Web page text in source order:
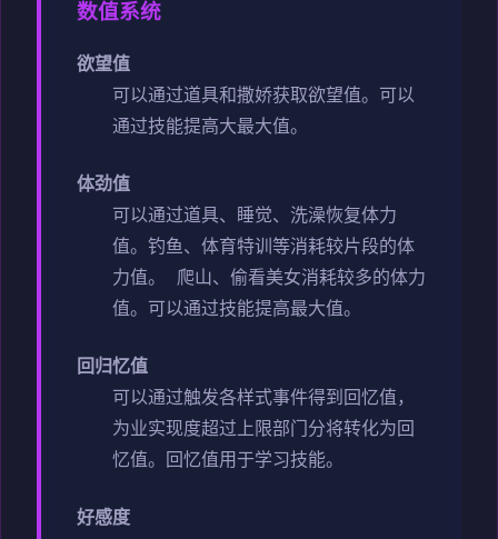
数值系统
欲望值
可以通过道具和撒娇获取欲望值。
可以
通过技能提高大最大值。
体劲值
可以通过道具、睡觉、洗澡恢复体力
值。 钓鱼、体育特训等消耗较片段的体
力值。
爬山、偷看美女消耗较多的体力
值。
可以通过技能提高最大值。
回归忆值
可以通过触发各样式事件得到回忆值，
为业实现度超过上限部门分将转化为回
忆值。
回忆值用于学习技能。
好感度